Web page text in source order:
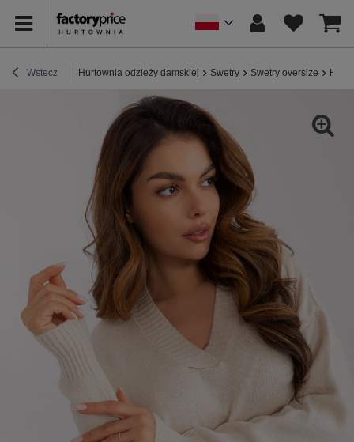
Wstecz Hurtownia odzieży damskiej Swetry Swetry oversize